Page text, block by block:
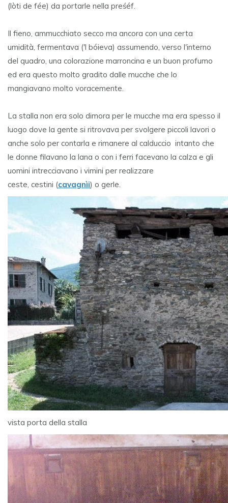
(lòti de fée) da portarle nella preśéf.
Il fieno, ammucchiato secco ma ancora con una certa
umidità, fermentava ('l bóieva) assumendo, verso l'interno
del quadro, una colorazione marroncina e un buon profumo
ed era questo molto gradito dalle mucche che lo
mangiavano molto voracemente.
La stalla non era solo dimora per le mucche ma era spesso il
luogo dove la gente si ritrovava per svolgere piccoli lavori o
anche solo per contarla e rimanere al calduccio intanto che
le donne filavano la lana o con i ferri facevano la calza e gli
uomini intrecciavano i vimini per realizzare
ceste, cestini (cavagnìi) o gerle.
vista porta della stalla